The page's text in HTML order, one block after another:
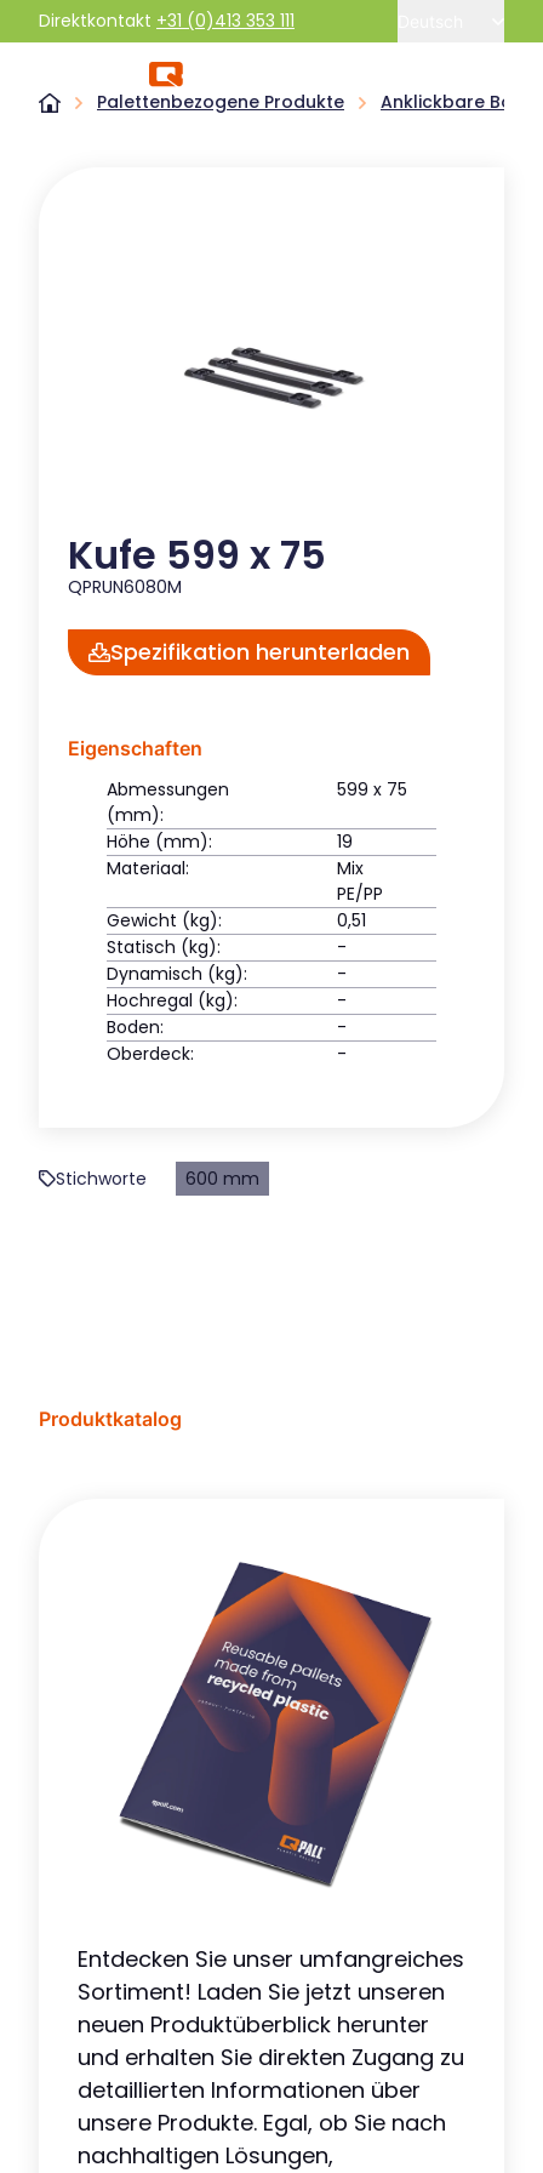
Direktkontakt +31 (0)413 353 111
Palettenbezogene Produkte Anklickbare
Kufe 599 x 75
QPRUN6080M
Spezifikation herunterladen
Eigenschaften
Abmessungen
(mm):
599 x 75
Höhe (mm):
19
Materiaal:
Mix
PE/PP
Gewicht (kg):
0,51
Statisch (kg):
-
Dynamisch (kg):
-
Hochregal (kg):
-
Boden:
-
Oberdeck:
-
Stichworte 600 mm
Produktkatalog
Entdecken Sie unser umfangreiches
Sortiment! Laden Sie jetzt unseren
neuen Produktüberblick herunter
und erhalten Sie direkten Zugang zu
detaillierten Informationen über
unsere Produkte. Egal, ob Sie nach
nachhaltigen Lösungen,